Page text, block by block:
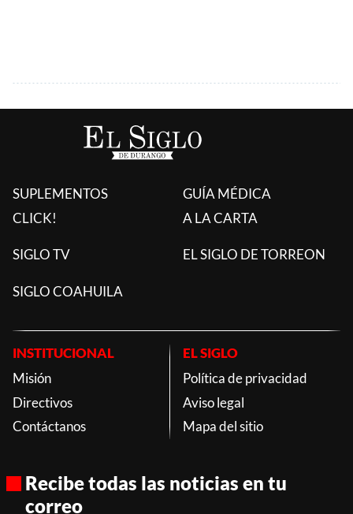
SUPLEMENTOS
CLICK!
GUÍA MÉDICA
A LA CARTA
SIGLO TV EL SIGLO DE TORREON
SIGLO COAHUILA
INSTITUCIONAL
Misión
Directivos
Contáctanos
EL SIGLO
Política de privacidad
Aviso legal
Mapa del sitio
Recibe todas las noticias en tu
correo